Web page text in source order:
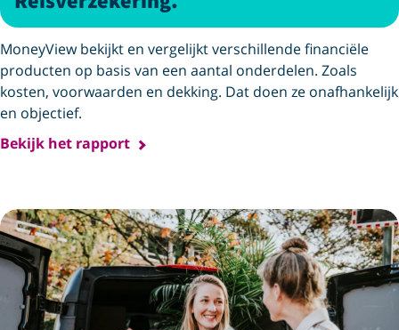
MoneyView bekijkt en vergelijkt verschillende financiële
producten op basis van een aantal onderdelen. Zoals
kosten, voorwaarden en dekking. Dat doen ze onafhankelijk
en objectief.
Bekijk het rapport